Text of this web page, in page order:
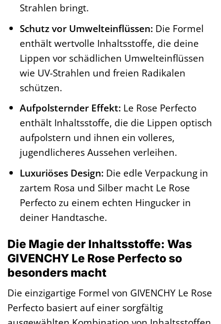
Strahlen bringt.
Schutz vor Umwelteinflüssen: Die Formel
enthält wertvolle Inhaltsstoffe, die deine
Lippen vor schädlichen Umwelteinflüssen
wie UV-Strahlen und freien Radikalen
schützen.
Aufpolsternder Effekt: Le Rose Perfecto
enthält Inhaltsstoffe, die die Lippen optisch
aufpolstern und ihnen ein volleres,
jugendlicheres Aussehen verleihen.
Luxuriöses Design: Die edle Verpackung in
zartem Rosa und Silber macht Le Rose
Perfecto zu einem echten Hingucker in
deiner Handtasche.
Die Magie der Inhaltsstoffe: Was
GIVENCHY Le Rose Perfecto so
besonders macht
Die einzigartige Formel von GIVENCHY Le Rose
Perfecto basiert auf einer sorgfältig